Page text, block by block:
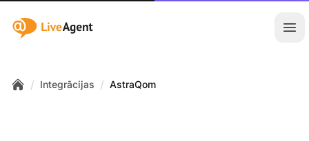
:site.title
/ Integrācijas / AstraQom